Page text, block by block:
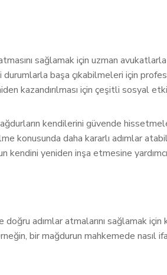
sağlamak için uzman
durumlarla başa çıkabilmeleri için
kazandırılması için çeşitli sosyal
kendilerini güvende
konusunda daha kararlı adımlar
yeniden inşa etmesine
adımlar atmalarını sağlamak
bir mağdurun mahkemede